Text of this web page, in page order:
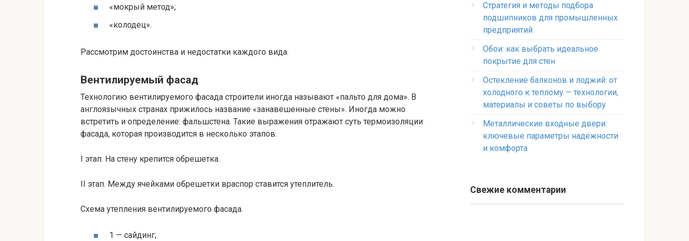
«мокрый метод»;
«колодец».
Рассмотрим достоинства и недостатки каждого вида.
Вентилируемый фасад
Технологию вентилируемого фасада строители иногда называют «пальто для дома». В
англоязычных странах прижилось название «занавешенные стены». Иногда можно
встретить и определение: фальшстена. Такие выражения отражают суть термоизоляции
фасада, которая производится в несколько этапов.
I этап. На стену крепится обрешетка.
II этап. Между ячейками обрешетки враспор ставится утеплитель.
Схема утепления вентилируемого фасада.
1 — сайдинг;
Стратегия и методы подбора
подшипников для промышленных
предприятий
Обои: как выбрать идеальное
покрытие для стен
Остекление балконов и лоджий: от
холодного к теплому — технологии,
материалы и советы по выбору
Металлические входные двери:
ключевые параметры надёжности
и комфорта
Свежие комментарии